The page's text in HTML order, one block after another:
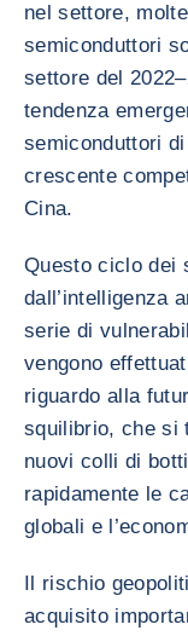
nel settore,
semiconduttori
settore del
tendenza
semiconduttori
crescente
Cina.
Questo ciclo dei
dall’intelligenza
serie di
vengono
riguardo alla
squilibrio, che si
nuovi colli di
rapidamente le
globali e
Il rischio
acquisito